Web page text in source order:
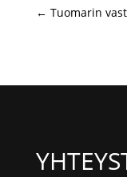
← Tuomarin